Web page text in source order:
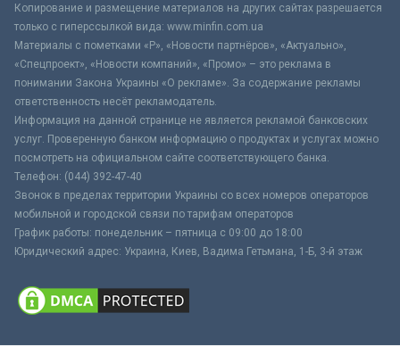
Копирование и размещение материалов на других сайтах разрешается
только с гиперссылкой вида: www.minfin.com.ua
Материалы с пометками «Р», «Новости партнёров», «Актуально»,
«Спецпроект», «Новости компаний», «Промо» – это реклама в
понимании Закона Украины «О рекламе». За содержание рекламы
ответственность несёт рекламодатель.
Информация на данной странице не является рекламой банковских
услуг. Проверенную банком информацию о продуктах и услугах можно
посмотреть на официальном сайте соответствующего банка.
Телефон: (044) 392-47-40
Звонок в пределах территории Украины со всех номеров операторов
мобильной и городской связи по тарифам операторов
График работы: понедельник – пятница с 09:00 до 18:00
Юридический адрес: Украина, Киев, Вадима Гетьмана, 1-Б, 3-й этаж